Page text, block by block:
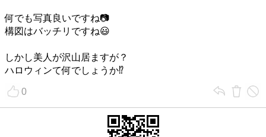
何でも写真良いですね📷
構図はバッチリですね😃
しかし美人が沢山居ますが？
ハロウィンて何でしょうか⁉
0